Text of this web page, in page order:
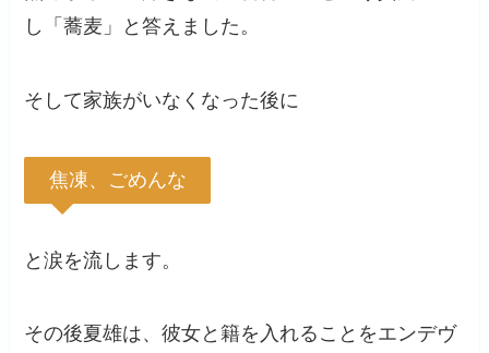
し「蕎麦」と答えました。
そして家族がいなくなった後に
焦凍、ごめんな
と涙を流します。
その後夏雄は、彼女と籍を入れることをエンデヴ